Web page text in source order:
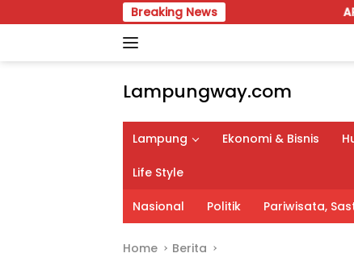
to
Breaking News APBD
Lampungway.com
Berita
Daerah
Lampung
Terpercaya
dan
Terupdate
Lampung Ekonomi & Bisnis
Life Style
Nasional Politik Pariwisata,
Home Berita